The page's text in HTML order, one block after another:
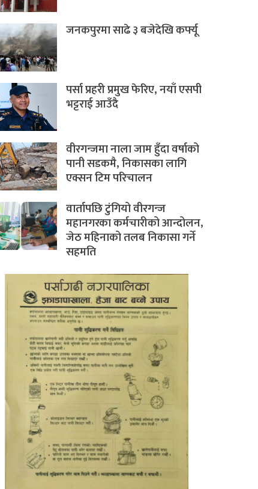
जनकपुरमा साढे ३ बजेदेखि कर्फ्यू
पर्सा प्रहरी प्रमुख फेरिए, नयाँ एसपी
भट्टराई आउँदै
वीरगन्जमा नाला जाम हुँदा वर्षाको
पानी सडकमै, निकासका लागि
एक्सन टिम परिचालन
वार्तापछि टुंगियो वीरगन्ज
महानगरका कर्मचारीको आन्दोलन,
जेठ महिनाको तलब निकासा गर्ने
सहमति